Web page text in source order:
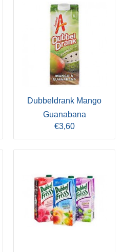
Dubbeldrank Mango
Guanabana
€3,60